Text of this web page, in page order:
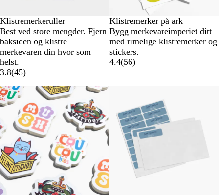
Klistremerkeruller
Best ved store mengder. Fjern
baksiden og klistre
merkevaren din hvor som
helst.
3.8(45)
Klistremerker på ark
Bygg merkevareimperiet ditt
med rimelige klistremerker og
stickers.
4.4(56)
Nye alternativer